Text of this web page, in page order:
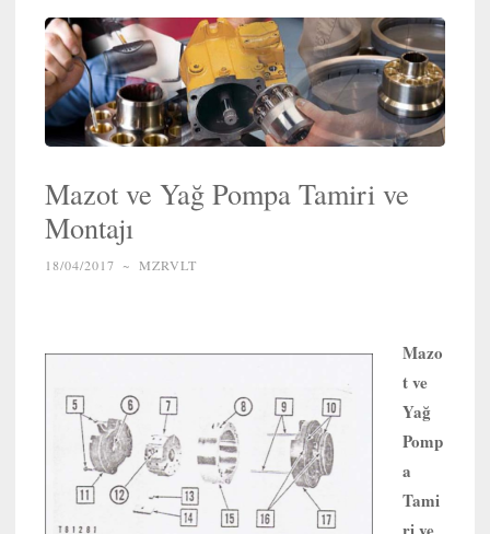
Mazot ve Yağ Pompa Tamiri ve
Montajı
18/04/2017 ~ MZRVLT
Mazo
t ve
Yağ
Pomp
a
Tami
ri ve